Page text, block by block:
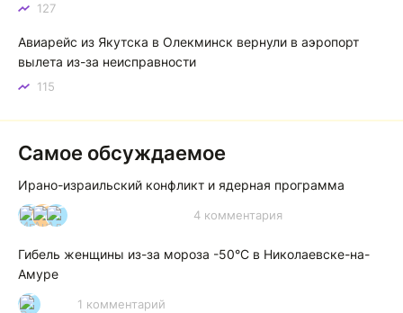
127
Авиарейс из Якутска в Олекминск вернули в аэропорт
вылета из-за неисправности
115
Самое обсуждаемое
Ирано-израильский конфликт и ядерная программа
И А А 4 комментария
Гибель женщины из-за мороза -50°C в Николаевске-на-
Амуре
Р 1 комментарий